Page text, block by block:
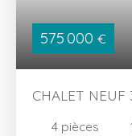
575 000 €
CHALET NEUF
4 pièces